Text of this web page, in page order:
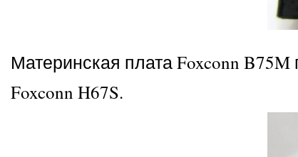
Материнская плата Foxconn
Foxconn H67S.